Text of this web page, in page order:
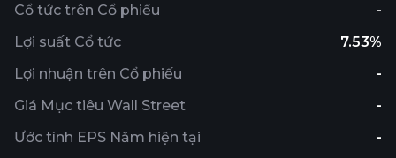
Cổ tức trên Cổ phiếu
-
Lợi suất Cổ tức
7.53%
Lợi nhuận trên Cổ phiếu
-
Giá Mục tiêu Wall Street
-
Ước tính EPS Năm hiện tại
-